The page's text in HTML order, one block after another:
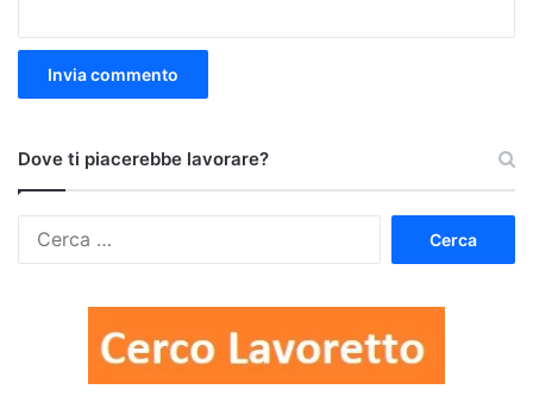
Dove ti piacerebbe lavorare?